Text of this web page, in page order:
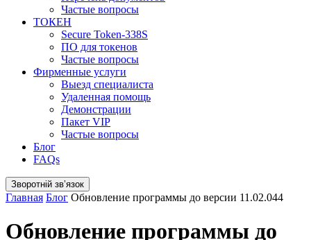
Частые вопросы
ТОКЕН
Secure Token-338S
ПО для токенов
Частые вопросы
Фирменные услуги
Выезд специалиста
Удаленная помощь
Демонстрации
Пакет VIP
Частые вопросы
Блог
FAQs
Зворотній звʼязок
Главная Блог Обновление программы до версии 11.02.044
Обновление программы до